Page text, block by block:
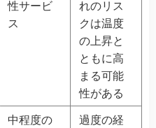
性サービ
ス
れのリス
クは温度
の上昇と
ともに高
まる可能
性がある
中程度の
過度の経